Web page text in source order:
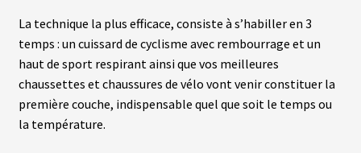
La technique la plus efficace, consiste à s’habiller en 3
temps : un cuissard de cyclisme avec rembourrage et un
haut de sport respirant ainsi que vos meilleures
chaussettes et chaussures de vélo vont venir constituer la
première couche, indispensable quel que soit le temps ou
la température.